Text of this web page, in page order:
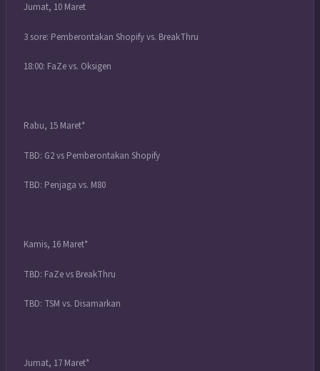
Jumat, 10 Maret
3 sore: Pemberontakan Shopify vs. BreakThru
18:00: FaZe vs. Oksigen
Rabu, 15 Maret*
TBD: G2 vs Pemberontakan Shopify
TBD: Penjaga vs. M80
Kamis, 16 Maret*
TBD: FaZe vs BreakThru
TBD: TSM vs. Disamarkan
Jumat, 17 Maret*